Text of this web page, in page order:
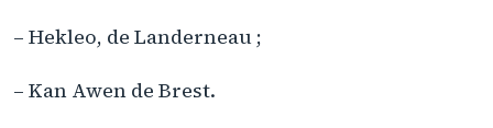
– Hekleo, de Landerneau ;
– Kan Awen de Brest.